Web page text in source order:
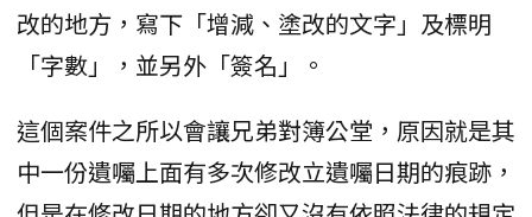
改的地方，寫下「增減、塗改的文字」及標明
「字數」，並另外「簽名」。
這個案件之所以會讓兄弟對簿公堂，原因就是其
中一份遺囑上面有多次修改立遺囑日期的痕跡，